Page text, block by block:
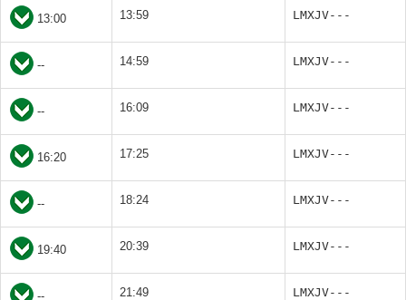
13:00 13:59 LMXJV---
-- 14:59 LMXJV---
-- 16:09 LMXJV---
16:20 17:25 LMXJV---
-- 18:24 LMXJV---
19:40 20:39 LMXJV---
-- 21:49 LMXJV---